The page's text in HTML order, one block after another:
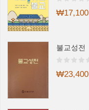
₩17,100
불교성전
₩23,400